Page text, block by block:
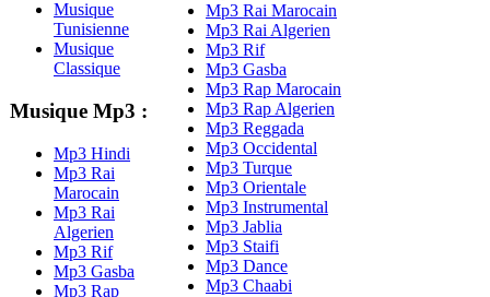
Musique
Tunisienne
Musique
Classique
Musique Mp3 :
Mp3 Hindi
Mp3 Rai
Marocain
Mp3 Rai
Algerien
Mp3 Rif
Mp3 Gasba
Mp3 Rap
Mp3 Rai Marocain
Mp3 Rai Algerien
Mp3 Rif
Mp3 Gasba
Mp3 Rap Marocain
Mp3 Rap Algerien
Mp3 Reggada
Mp3 Occidental
Mp3 Turque
Mp3 Orientale
Mp3 Instrumental
Mp3 Jablia
Mp3 Staifi
Mp3 Dance
Mp3 Chaabi